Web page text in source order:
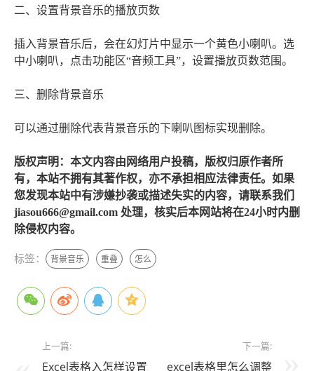
二、设置背景音乐的播放页数
插入背景音乐后，会在幻灯片中显示一个黄色小喇叭。选
中小喇叭，点击功能区“音频工具”，设置播放页数范围。
三、删除背景音乐
可以通过删除代表背景音乐的下喇叭图标实现删除。
版权声明：本文内容由网络用户投稿，版权归原作者所
有，本站不拥有其著作权，亦不承担相应法律责任。如果
您发现本站中有涉嫌抄袭或描述失实的内容，请联系我们
jiasou666@gmail.com 处理，核实后本网站将在24小时内删
除侵权内容。
标签： 背景音乐 重叠 怎么
上一篇:
Excel表格入怎样设置
下一篇:
excel表格里怎么调整